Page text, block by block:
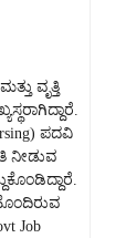
ವೃತ್ತಿ
ಪದವಿ
ನೀಡುವ
Job